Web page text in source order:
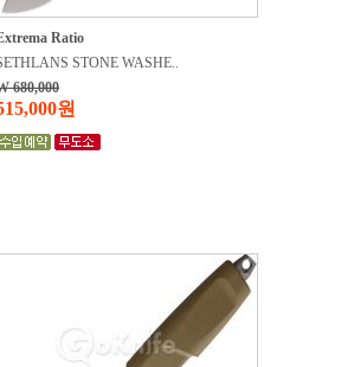
Ratio
STONE WASHE..
680,000
원